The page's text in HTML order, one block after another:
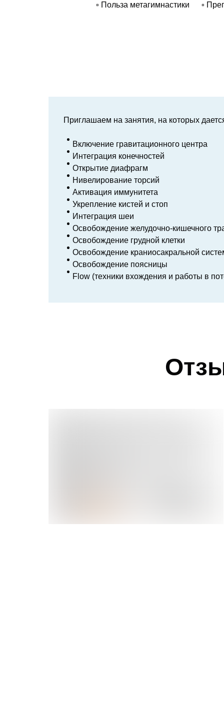
▫ Польза метагимнастики ▫
Приглашаем на занятия, на которых
Включение гравитационного центра
Интеграция конечностей
Открытие диафрагм
Нивелирование торсий
Активация иммунитета
Укрепление кистей и стоп
Интеграция шеи
Освобождение желудочно-кишечного
Освобождение грудной клетки
Освобождение краниосакральной
Освобождение поясницы
Flow (техники вхождения и работы в